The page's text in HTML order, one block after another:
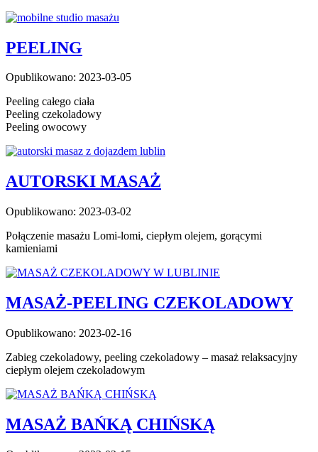
PEELING
Opublikowano: 2023-03-05
Peeling całego ciała
Peeling czekoladowy
Peeling owocowy
AUTORSKI MASAŻ
Opublikowano: 2023-03-02
Połączenie masażu Lomi-lomi, ciepłym olejem, gorącymi
kamieniami
MASAŻ-PEELING CZEKOLADOWY
Opublikowano: 2023-02-16
Zabieg czekoladowy, peeling czekoladowy – masaż relaksacyjny
ciepłym olejem czekoladowym
MASAŻ BAŃKĄ CHIŃSKĄ